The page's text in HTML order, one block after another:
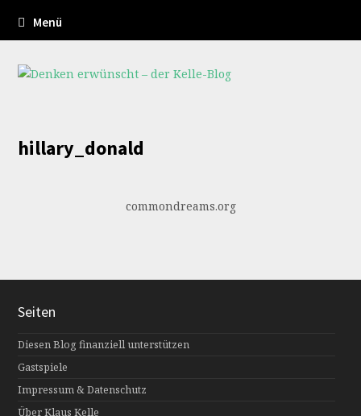
Menü
hillary_donald
commondreams.org
Seiten
Diesen Blog finanziell unterstützen
Gastspiele
Impressum & Datenschutz
Über Klaus Kelle